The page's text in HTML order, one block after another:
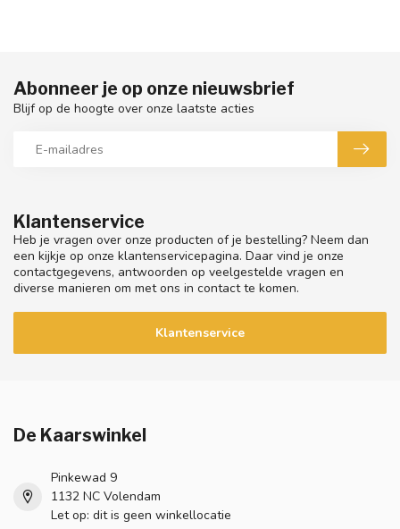
Klantenservice
Heb je vragen over onze producten of je bestelling? Neem dan
een kijkje op onze klantenservicepagina. Daar vind je onze
contactgegevens, antwoorden op veelgestelde vragen en
diverse manieren om met ons in contact te komen.
Klantenservice
Abonneer je op onze nieuwsbrief
Blijf op de hoogte over onze laatste acties
De Kaarswinkel
Pinkewad 9
1132 NC Volendam
Let op: dit is geen winkellocatie